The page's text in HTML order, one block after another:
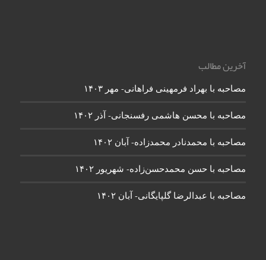
آخرین مطالب
مصاحبه با بهراد فرمهینی فراهانی- مهر ۱۴۰۳
مصاحبه با محسن هاشمی رفسنجانی- آذر ۱۴۰۲
مصاحبه با محمدنادر محمدزاده- آبان ۱۴۰۲
مصاحبه با حسن محمدحسن‌زاده- شهریور ۱۴۰۲
مصاحبه با عبدالرضا گلپایگانی- آبان ۱۴۰۲